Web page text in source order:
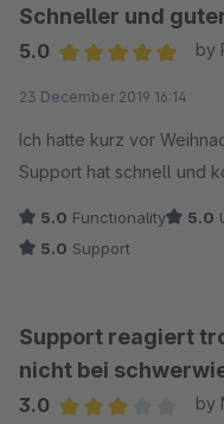
Schneller und
5.0
by
23 December 2019 16:14
Ich hatte kurz vor
Support hat schnell und
5.0 Functionality 5.0
5.0 Support
Support reagiert
nicht bei
3.0 by